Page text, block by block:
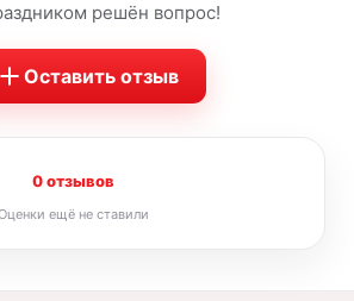
решён вопрос!
Оставить отзыв
0 отзывов
ещё не ставили